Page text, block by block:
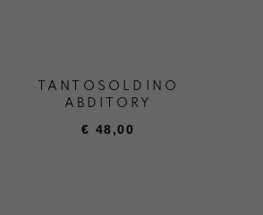
TANTOSOLDINO
ABDITORY
€ 48,00